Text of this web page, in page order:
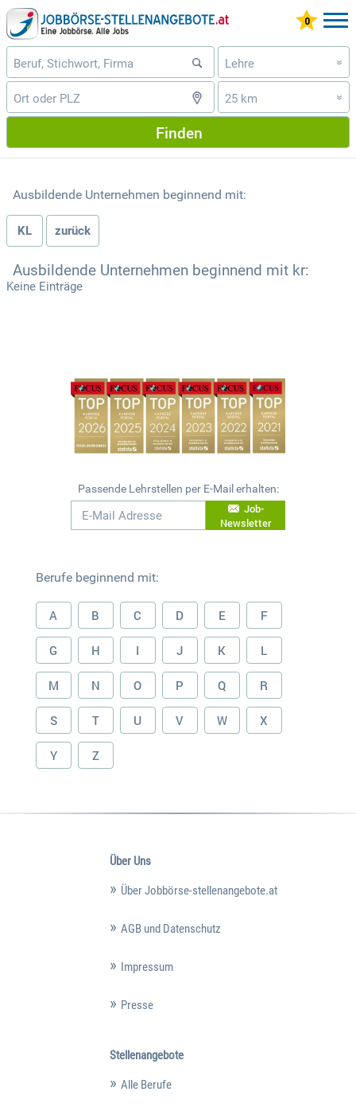
Lehre »
25 km »
Finden
Ausbildende Unternehmen beginnend mit:
KL zurück
Ausbildende Unternehmen beginnend mit kr:
Keine Einträge
Passende Lehrstellen per E-Mail erhalten:
Job-
Newsletter
Berufe beginnend mit:
A B C D E F
G H I J K L
M N O P Q R
S T U V W X
Y Z
Über Uns
Über Jobbörse-stellenangebote.at
AGB und Datenschutz
Impressum
Presse
Stellenangebote
Alle Berufe